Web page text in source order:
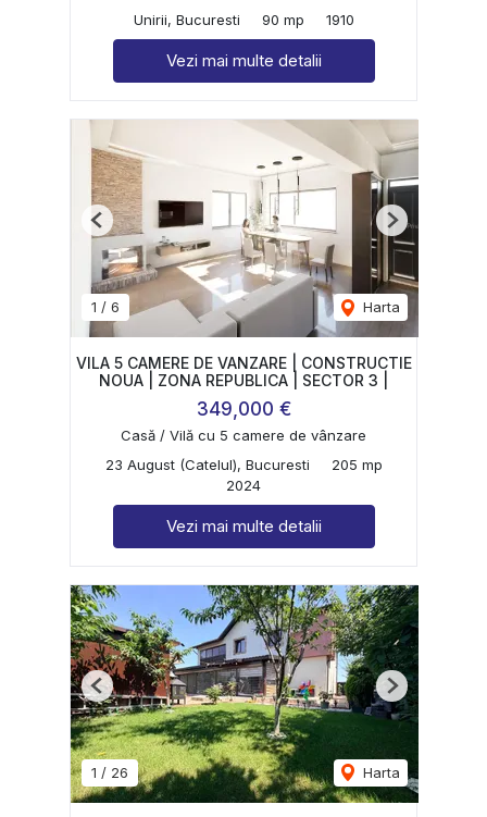
Unirii, Bucuresti
90 mp 1910
Vezi mai multe detalii
1 / 6 Harta
Previous Next
VILA 5 CAMERE DE VANZARE | CONSTRUCTIE
NOUA | ZONA REPUBLICA | SECTOR 3 |
349,000 €
Casă / Vilă cu 5 camere de vânzare
23 August (Catelul), Bucuresti
205 mp
2024
Vezi mai multe detalii
1 / 26 Harta
Previous Next